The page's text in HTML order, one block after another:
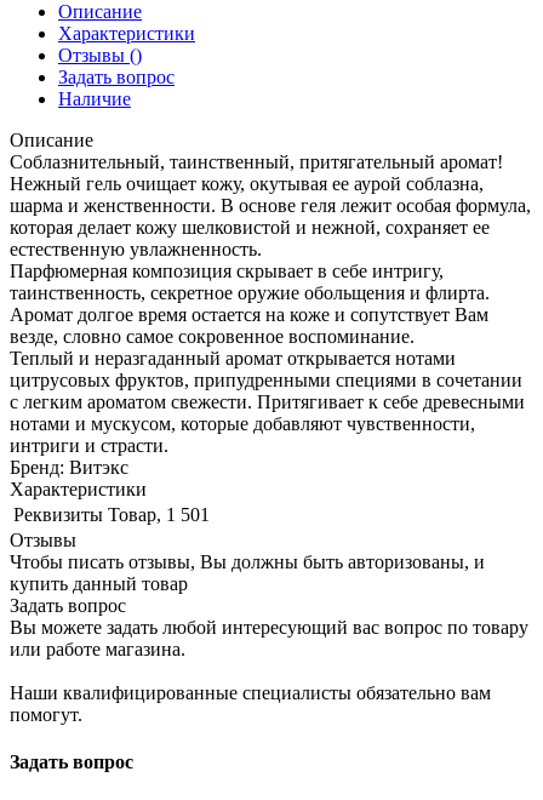
Описание
Характеристики
Отзывы ()
Задать вопрос
Наличие
Описание
Соблазнительный, таинственный, притягательный аромат!
Нежный гель очищает кожу, окутывая ее аурой соблазна,
шарма и женственности. В основе геля лежит особая формула,
которая делает кожу шелковистой и нежной, сохраняет ее
естественную увлажненность.
Парфюмерная композиция скрывает в себе интригу,
таинственность, секретное оружие обольщения и флирта.
Аромат долгое время остается на коже и сопутствует Вам
везде, словно самое сокровенное воспоминание.
Теплый и неразгаданный аромат открывается нотами
цитрусовых фруктов, припудренными специями в сочетании
с легким ароматом свежести. Притягивает к себе древесными
нотами и мускусом, которые добавляют чувственности,
интриги и страсти.
Бренд: Витэкс
Характеристики
Реквизиты Товар, 1 501
Отзывы
Чтобы писать отзывы, Вы должны быть авторизованы, и
купить данный товар
Задать вопрос
Вы можете задать любой интересующий вас вопрос по товару
или работе магазина.
Наши квалифицированные специалисты обязательно вам
помогут.
Задать вопрос